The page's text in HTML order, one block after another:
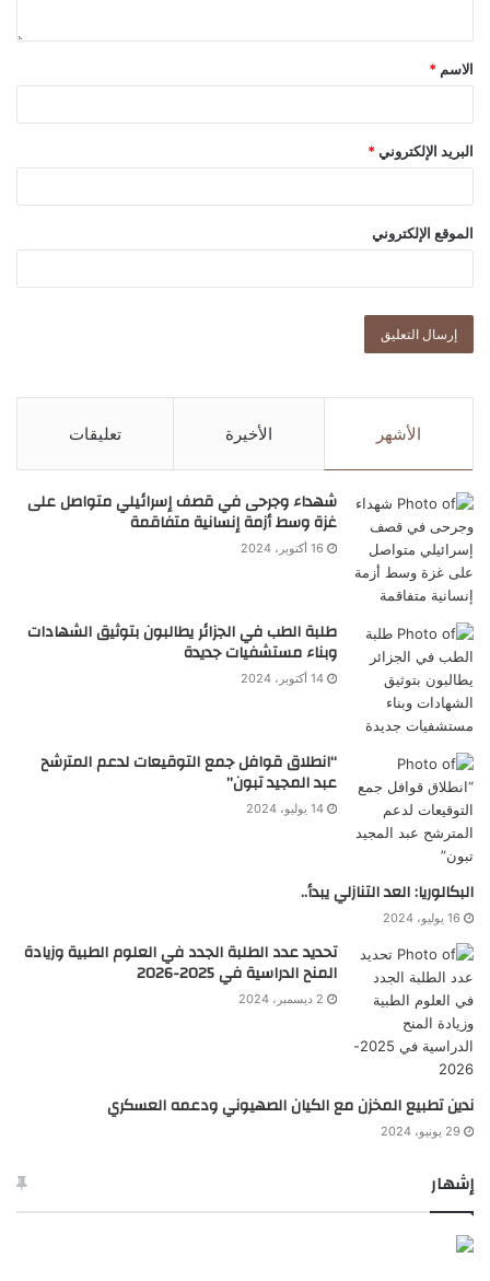
الاسم *
البريد الإلكتروني *
الموقع الإلكتروني
الأشهر الأخيرة تعليقات
شهداء وجرحى في قصف إسرائيلي متواصل على
غزة وسط أزمة إنسانية متفاقمة
16 أكتوبر، 2024
طلبة الطب في الجزائر يطالبون بتوثيق الشهادات
وبناء مستشفيات جديدة
14 أكتوبر، 2024
“انطلاق قوافل جمع التوقيعات لدعم المترشح
عبد المجيد تبون”
14 يوليو، 2024
البكالوريا: العد التنازلي يبدأ..
16 يوليو، 2024
تحديد عدد الطلبة الجدد في العلوم الطبية وزيادة
المنح الدراسية في 2025-2026
2 ديسمبر، 2024
ندين تطبيع المخزن مع الكيان الصهيوني ودعمه العسكري
29 يونيو، 2024
إشهار